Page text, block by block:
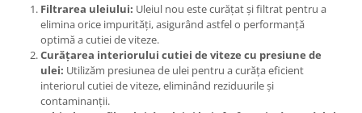
Filtrarea uleiului: Uleiul nou este curățat și filtrat pentru a
elimina orice impurități, asigurând astfel o performanță
optimă a cutiei de viteze.
Curățarea interiorului cutiei de viteze cu presiune de
ulei: Utilizăm presiunea de ulei pentru a curăța eficient
interiorul cutiei de viteze, eliminând reziduurile și
contaminanții.